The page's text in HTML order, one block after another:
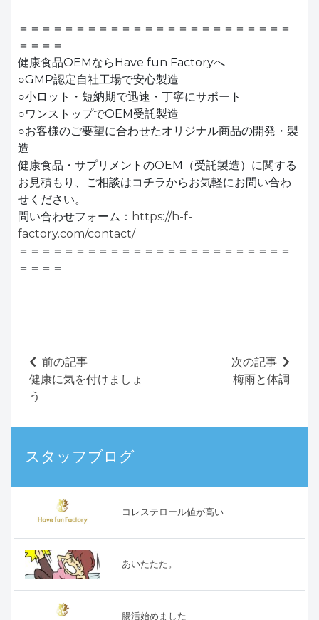
スタッフブログ
コレステロール値が高い
あいたたた。
腸活始めました
＝＝＝＝＝＝＝＝＝＝＝＝＝＝＝＝＝＝＝＝＝＝＝＝
＝＝＝＝
健康食品OEMならHave fun Factoryへ
○GMP認定自社工場で安心製造
○小ロット・短納期で迅速・丁寧にサポート
○ワンストップでOEM受託製造
○お客様のご要望に合わせたオリジナル商品の開発・製
造
健康食品・サプリメントのOEM（受託製造）に関する
お見積もり、ご相談はコチラからお気軽にお問い合わ
せください。
問い合わせフォーム： https://h-f-
factory.com/contact/
＝＝＝＝＝＝＝＝＝＝＝＝＝＝＝＝＝＝＝＝＝＝＝＝
＝＝＝＝
前の記事
健康に気を付けましょ
う
次の記事
梅雨と体調